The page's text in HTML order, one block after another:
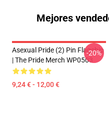
Mejores
Asexual Pride (2) Pin Flagship
| The Pride Merch WP0503
9,24 € - 12,00 €
-20%